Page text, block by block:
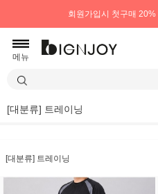
회원가입시 첫구매 20%
메뉴
[대분류] 트레이닝
[대분류] 트레이닝